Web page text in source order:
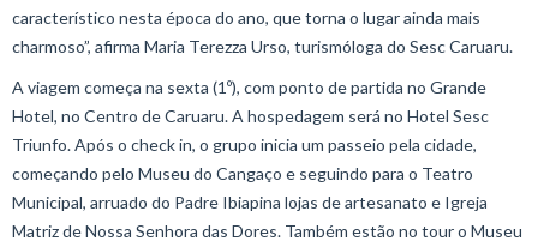
característico nesta época do ano, que torna o lugar ainda mais
charmoso”, afirma Maria Terezza Urso, turismóloga do Sesc Caruaru.
A viagem começa na sexta (1º), com ponto de partida no Grande
Hotel, no Centro de Caruaru. A hospedagem será no Hotel Sesc
Triunfo. Após o check in, o grupo inicia um passeio pela cidade,
começando pelo Museu do Cangaço e seguindo para o Teatro
Municipal, arruado do Padre Ibiapina lojas de artesanato e Igreja
Matriz de Nossa Senhora das Dores. Também estão no tour o Museu